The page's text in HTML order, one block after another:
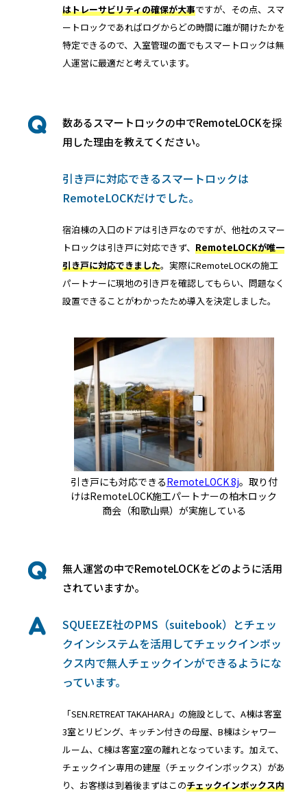
はトレーサビリティの確保が大事ですが、その点、スマ
ートロックであればログからどの時間に誰が開けたかを
特定できるので、入室管理の面でもスマートロックは無
人運営に最適だと考えています。
数あるスマートロックの中でRemoteLOCKを採
用した理由を教えてください。
引き戸に対応できるスマートロックは
RemoteLOCKだけでした。
宿泊棟の入口のドアは引き戸なのですが、他社のスマー
トロックは引き戸に対応できず、RemoteLOCKが唯一
引き戸に対応できました。実際にRemoteLOCKの施工
パートナーに現地の引き戸を確認してもらい、問題なく
設置できることがわかったため導入を決定しました。
引き戸にも対応できるRemoteLOCK 8j。取り付
けはRemoteLOCK施工パートナーの柏木ロック
商会（和歌山県）が実施している
無人運営の中でRemoteLOCKをどのように活用
されていますか。
SQUEEZE社のPMS（suitebook）とチェッ
クインシステムを活用してチェックインボッ
クス内で無人チェックインができるようにな
っています。
「SEN.RETREAT TAKAHARA」の施設として、A棟は客室
3室とリビング、キッチン付きの母屋、B棟はシャワー
ルーム、C棟は客室2室の離れとなっています。加えて、
チェックイン専用の建屋（チェックインボックス）があ
り、お客様は到着後まずはこのチェックインボックス内